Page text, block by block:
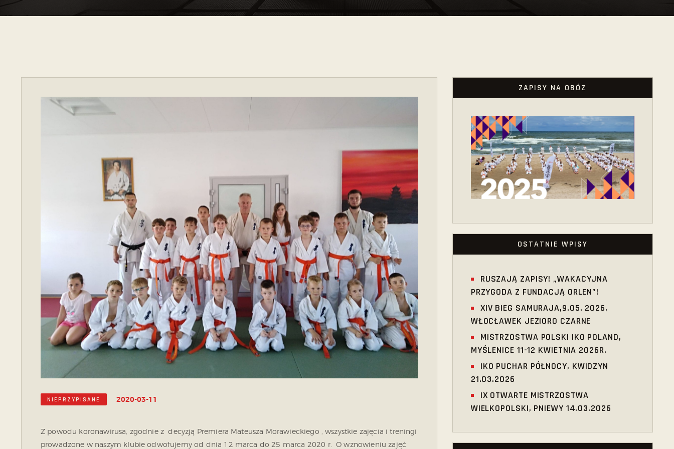
NIEPRZYPISANE 2020-03-11
Z powodu koronawirusa, zgodnie z decyzją Premiera Mateusza Morawieckiego , wszystkie zajęcia i treningi
prowadzone w naszym klubie odwołujemy od dnia 12 marca do 25 marca 2020 r. O wznowieniu zajęć
ZAPISY NA OBÓZ
OSTATNIE WPISY
RUSZAJĄ ZAPISY! „WAKACYJNA
PRZYGODA Z FUNDACJĄ ORLEN”!
XIV BIEG SAMURAJA,9.05. 2026,
WŁOCŁAWEK JEZIORO CZARNE
MISTRZOSTWA POLSKI IKO POLAND,
MYŚLENICE 11-12 KWIETNIA 2026R.
IKO PUCHAR PÓŁNOCY, KWIDZYN
21.03.2026
IX OTWARTE MISTRZOSTWA
WIELKOPOLSKI, PNIEWY 14.03.2026